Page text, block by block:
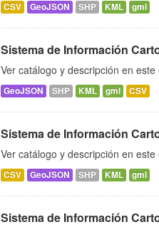
CSV GeoJSON SHP KML gml
Sistema de Información
Ver catálogo y descripción en este
GeoJSON SHP KML gml CSV
Sistema de Información
Ver catálogo y descripción en este
CSV GeoJSON SHP KML gml
Sistema de Información